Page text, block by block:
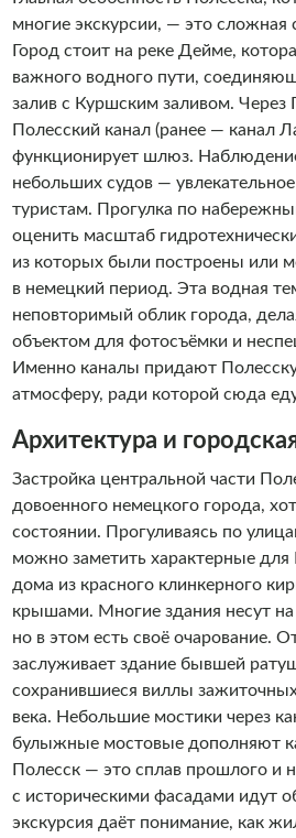
многие экскурсии, — это сложная
Город стоит на реке Дейме,
важного водного пути,
залив с Куршским заливом. Через
Полесский канал (ранее — канал
функционирует шлюз.
небольших судов —
туристам. Прогулка по
оценить масштаб
из которых были построены или
в немецкий период. Эта водная
неповторимый облик города,
объектом для фотосъёмки и
Именно каналы придают
атмосферу, ради которой сюда
Архитектура и
Застройка центральной части
довоенного немецкого города,
состоянии. Прогуливаясь по
можно заметить характерные для
дома из красного клинкерного
крышами. Многие здания несут
но в этом есть своё очарование.
заслуживает здание бывшей
сохранившиеся виллы
века. Небольшие мостики через
булыжные мостовые дополняют
Полесск — это сплав прошлого и
с историческими фасадами идут
экскурсия даёт понимание, как